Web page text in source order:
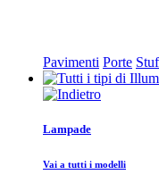
Pavimenti Porte
Lampade
Vai a tutti i modelli